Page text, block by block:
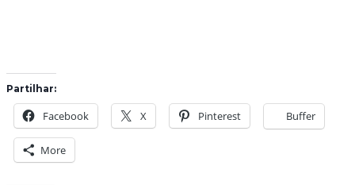
Partilhar:
Facebook X Pinterest Buffer
More